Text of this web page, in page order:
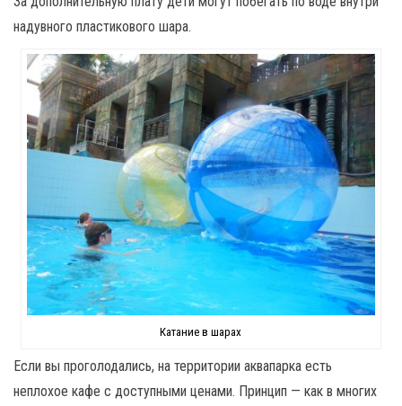
надувного пластикового шара.
Катание в шарах
Если вы проголодались, на территории аквапарка есть
неплохое кафе с доступными ценами. Принцип — как в многих